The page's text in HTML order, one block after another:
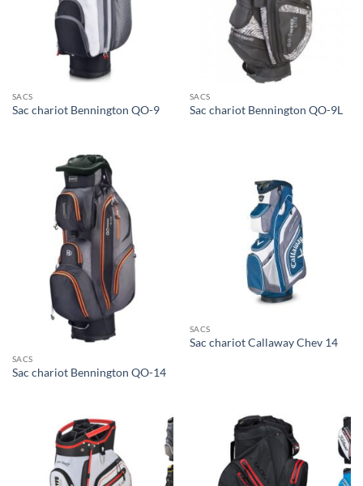
SACS
Sac chariot Bennington QO-9
SACS
Sac chariot Bennington QO-9L
SACS
Sac chariot Bennington QO-14
SACS
Sac chariot Callaway Chev 14